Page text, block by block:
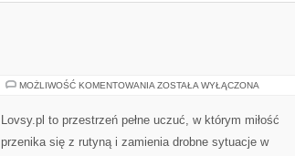
MOŻLIWOŚĆ KOMENTOWANIA PRZYJAŹŃ
ZOSTAŁA WYŁĄCZONA
Lovsy.pl to przestrzeń pełne uczuć, w którym miłość
przenika się z rutyną i zamienia drobne sytuacje w